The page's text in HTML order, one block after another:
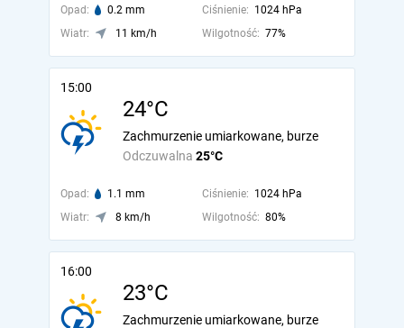
Opad: 0.2 mm Ciśnienie: 1024 hPa
Wiatr:
11 km/h Wilgotność: 77%
15:00
24°C
Odczuwalna 25°C
Zachmurzenie umiarkowane, burze
Opad: 1.1 mm Ciśnienie: 1024 hPa
Wiatr:
8 km/h Wilgotność: 80%
16:00
23°C
Zachmurzenie umiarkowane, burze